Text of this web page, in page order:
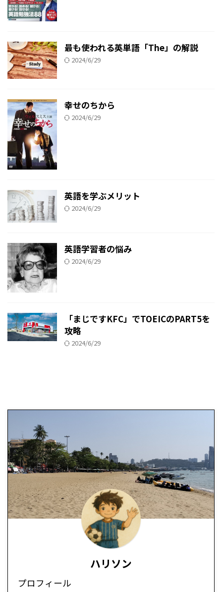
最も使われる英単語「The」の解説
2024/6/29
幸せのちから
2024/6/29
英語を学ぶメリット
2024/6/29
英語学習者の悩み
2024/6/29
「まじですKFC」でTOEICのPART5を
攻略
2024/6/29
ハリソン
プロフィール